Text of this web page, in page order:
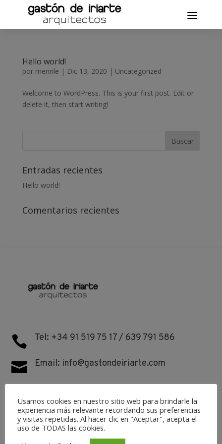
Hello world!
por menrile | Dic 13, 2020 | Uncategorized
Welcome to WordPress. This is your first post. Edit or
delete it, then start writing!
Entradas recientes
Hello world!
Comentarios recientes
 Tel: +34 91 519 75 17 / 639 791 586
 Email: info@gastondeiriarte.com
C/ Azalea, 44 - 28109, Alcobendas - Madrid
España
Usamos cookies en nuestro sitio web para brindarle la
experiencia más relevante recordando sus preferencias
y visitas repetidas. Al hacer clic en "Aceptar", acepta el
uso de TODAS las cookies.